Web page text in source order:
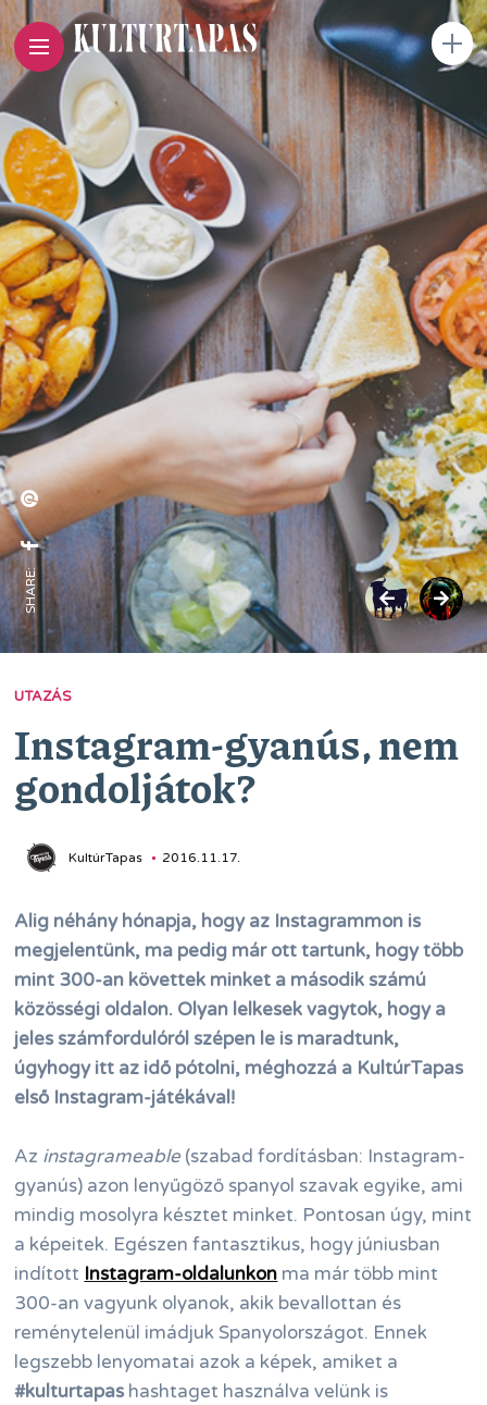
SHARE:
UTAZÁS
Instagram-gyanús, nem
gondoljátok?
KultúrTapas 2016.11.17.
Alig néhány hónapja, hogy az Instagrammon is
megjelentünk, ma pedig már ott tartunk, hogy több
mint 300-an követtek minket a második számú
közösségi oldalon. Olyan lelkesek vagytok, hogy a
jeles számfordulóról szépen le is maradtunk,
úgyhogy itt az idő pótolni, méghozzá a KultúrTapas
első Instagram-játékával!
Az instagrameable(szabad fordításban: Instagram-
gyanús) azon lenyűgöző spanyol szavak egyike, ami
mindig mosolyra késztet minket. Pontosan úgy, mint
a képeitek. Egészen fantasztikus, hogy júniusban
indított Instagram-oldalunkon ma már több mint
300-an vagyunk olyanok, akik bevallottan és
reménytelenül imádjuk Spanyolországot. Ennek
legszebb lenyomatai azok a képek, amiket a
#kulturtapas hashtaget használva velünk is